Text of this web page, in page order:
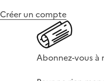
Créer un compte
Abonnez-vous